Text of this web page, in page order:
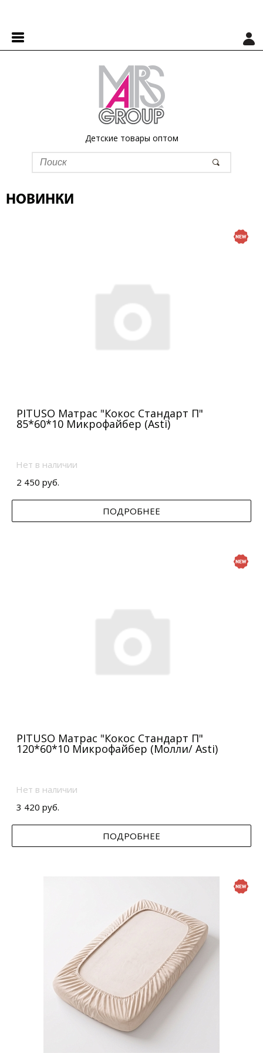
Детские товары оптом
НОВИНКИ
PITUSO Матрас "Кокос Стандарт П"
85*60*10 Микрофайбер (Asti)
Нет в наличии
2 450 руб.
ПОДРОБНЕЕ
PITUSO Матрас "Кокос Стандарт П"
120*60*10 Микрофайбер (Молли/ Asti)
Нет в наличии
3 420 руб.
ПОДРОБНЕЕ